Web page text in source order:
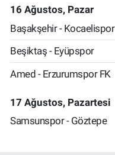
16 Ağustos, Pazar
Başakşehir - Kocaelispor
Beşiktaş - Eyüpspor
Amed - Erzurumspor FK
17 Ağustos, Pazartesi
Samsunspor - Göztepe